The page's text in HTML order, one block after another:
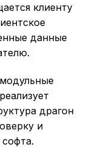
клиенту
данные
драгон
и